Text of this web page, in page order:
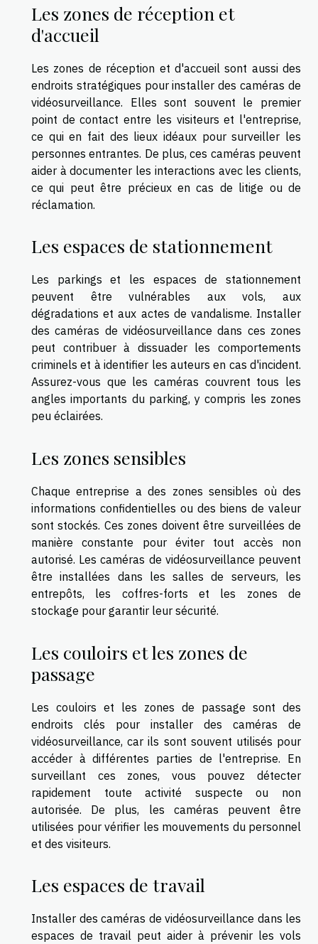
Les zones de réception et
d'accueil
Les zones de réception et d'accueil sont aussi des
endroits stratégiques pour installer des caméras de
vidéosurveillance. Elles sont souvent le premier
point de contact entre les visiteurs et l'entreprise,
ce qui en fait des lieux idéaux pour surveiller les
personnes entrantes. De plus, ces caméras peuvent
aider à documenter les interactions avec les clients,
ce qui peut être précieux en cas de litige ou de
réclamation.
Les espaces de stationnement
Les parkings et les espaces de stationnement
peuvent être vulnérables aux vols, aux
dégradations et aux actes de vandalisme. Installer
des caméras de vidéosurveillance dans ces zones
peut contribuer à dissuader les comportements
criminels et à identifier les auteurs en cas d'incident.
Assurez-vous que les caméras couvrent tous les
angles importants du parking, y compris les zones
peu éclairées.
Les zones sensibles
Chaque entreprise a des zones sensibles où des
informations confidentielles ou des biens de valeur
sont stockés. Ces zones doivent être surveillées de
manière constante pour éviter tout accès non
autorisé. Les caméras de vidéosurveillance peuvent
être installées dans les salles de serveurs, les
entrepôts, les coffres-forts et les zones de
stockage pour garantir leur sécurité.
Les couloirs et les zones de
passage
Les couloirs et les zones de passage sont des
endroits clés pour installer des caméras de
vidéosurveillance, car ils sont souvent utilisés pour
accéder à différentes parties de l'entreprise. En
surveillant ces zones, vous pouvez détecter
rapidement toute activité suspecte ou non
autorisée. De plus, les caméras peuvent être
utilisées pour vérifier les mouvements du personnel
et des visiteurs.
Les espaces de travail
Installer des caméras de vidéosurveillance dans les
espaces de travail peut aider à prévenir les vols